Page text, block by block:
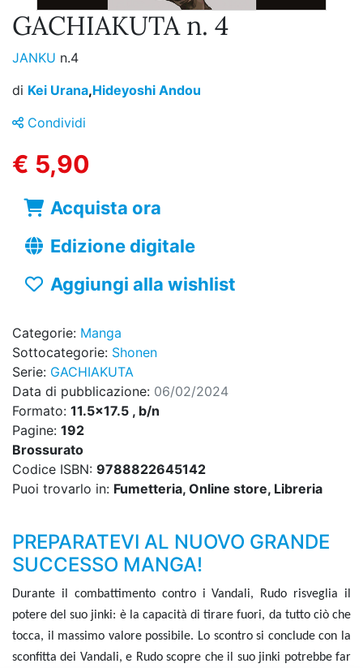
GACHIAKUTA n. 4
JANKU n.4
di Kei Urana,Hideyoshi Andou
Condividi
€ 5,90
Acquista ora
Edizione digitale
Aggiungi alla wishlist
Categorie: Manga
Sottocategorie: Shonen
Serie: GACHIAKUTA
Data di pubblicazione: 06/02/2024
Formato: 11.5x17.5 , b/n
Pagine: 192
Brossurato
Codice ISBN: 9788822645142
Puoi trovarlo in: Fumetteria, Online store, Libreria
PREPARATEVI AL NUOVO GRANDE
SUCCESSO MANGA!
Durante il combattimento contro i Vandali, Rudo risveglia il
potere del suo jinki: è la capacità di tirare fuori, da tutto ciò che
tocca, il massimo valore possibile. Lo scontro si conclude con la
sconfitta dei Vandali, e Rudo scopre che il suo jinki potrebbe far